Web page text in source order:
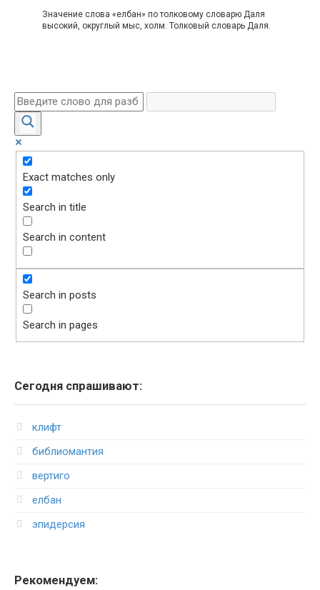
Значение слова «елбан» по толковому словарю Даля
высокий, округлый мыс, холм. Толковый словарь Даля.
Exact matches only
Search in title
Search in content
Search in posts
Search in pages
Сегодня спрашивают:
клифт
библиомантия
вертиго
елбан
эпидерсия
Рекомендуем: